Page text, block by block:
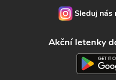
Sleduj nás
Akční letenky